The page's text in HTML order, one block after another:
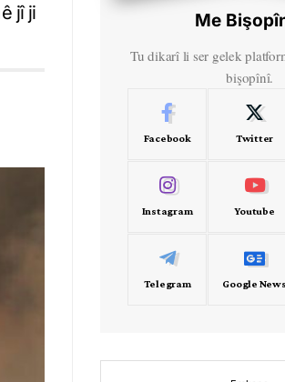
jî ji
Me
Tu dikarî li ser gelek
bişopînî.
Facebook Twitter
Instagram Youtube
Telegram Google News